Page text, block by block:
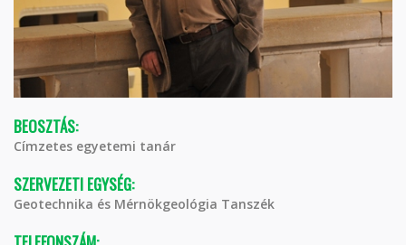
BEOSZTÁS:
Címzetes egyetemi tanár
SZERVEZETI EGYSÉG:
Geotechnika és Mérnökgeológia Tanszék